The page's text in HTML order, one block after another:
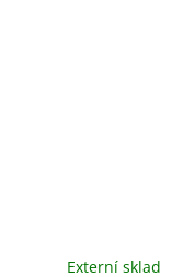
Externí sklad